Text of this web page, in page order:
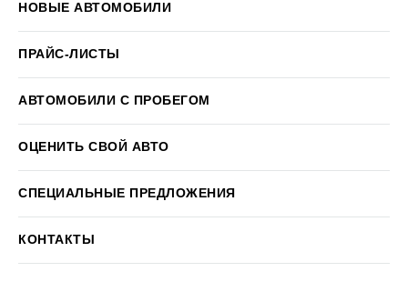
НОВЫЕ АВТОМОБИЛИ
ПРАЙС-ЛИСТЫ
АВТОМОБИЛИ С ПРОБЕГОМ
ОЦЕНИТЬ СВОЙ АВТО
СПЕЦИАЛЬНЫЕ ПРЕДЛОЖЕНИЯ
КОНТАКТЫ